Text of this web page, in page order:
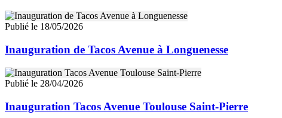
Publié le 18/05/2026
Inauguration de Tacos Avenue à Longuenesse
Publié le 28/04/2026
Inauguration Tacos Avenue Toulouse Saint-Pierre